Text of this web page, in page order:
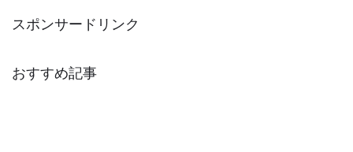
スポンサードリンク
おすすめ記事